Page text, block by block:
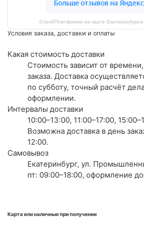
СтройПлатформа на карте
Условия заказа, доставки и оплаты
Какая стоимость доставки
Стоимость зависит от
заказа. Доставка
по субботу, точный расчёт
оформлении.
Интервалы доставки
10:00–13:00, 11:00–17:00,
Возможна доставка в день
12:00.
Самовывоз
Екатеринбург, ул.
пт: 09:00–18:00, оформление
Карта или наличные при получении